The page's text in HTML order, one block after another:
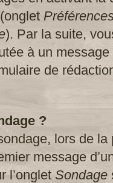
). Par la suite,
à un
de
?
lors de la
message
l’onglet Sondage